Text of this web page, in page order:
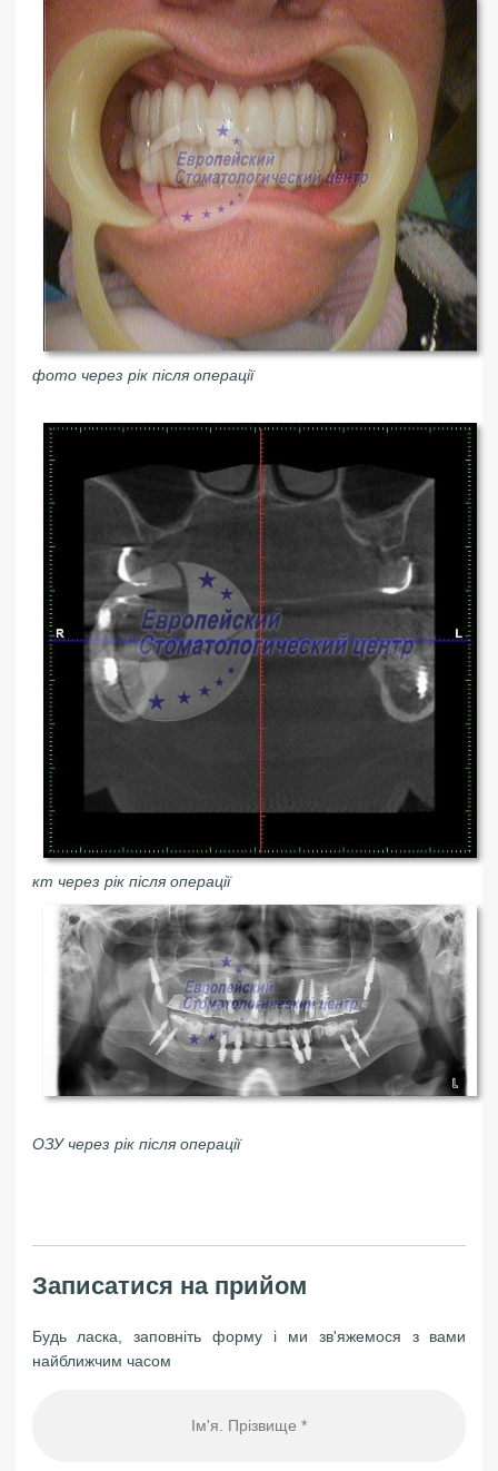
фото через рік після операції
кт через рік після операції
ОЗУ через рік після операції
Записатися на прийом
Будь ласка, заповніть форму і ми зв'яжемося з вами
найближчим часом